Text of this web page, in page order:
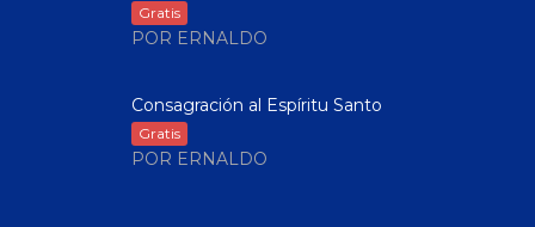
Gratis
POR ERNALDO
Consagración al Espíritu Santo
Gratis
POR ERNALDO